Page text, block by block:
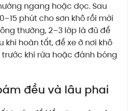
ngang hoặc dọc. Sau
phút cho sơn khô rồi mới
thường, 2–3 lớp là đủ để
khi hoàn tất, để xe ở nơi khô
khi rửa hoặc đánh bóng
đều và lâu phai